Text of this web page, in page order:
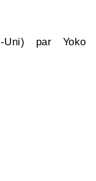
Uni) par Yoko